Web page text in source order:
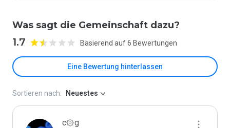
Was sagt die Gemeinschaft dazu?
1.7 Basierend auf 6 Bewertungen
Eine Bewertung hinterlassen
Sortieren nach: Neuestes
c۞g